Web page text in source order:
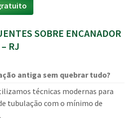
SOBRE ENCANADOR
RJ
antiga sem quebrar tudo?
técnicas modernas para
tubulação com o mínimo de